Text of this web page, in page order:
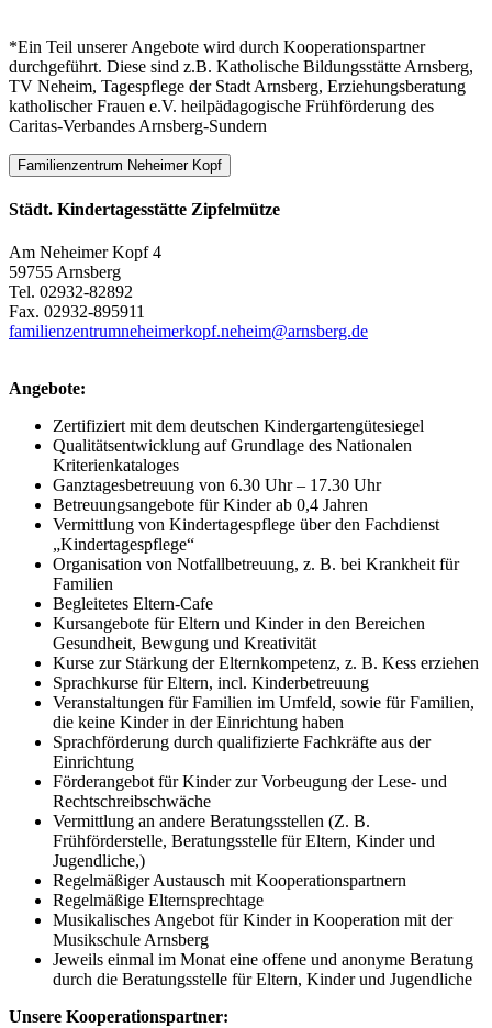
*Ein Teil unserer Angebote wird durch Kooperationspartner
durchgeführt. Diese sind z.B. Katholische Bildungsstätte Arnsberg,
TV Neheim, Tagespflege der Stadt Arnsberg, Erziehungsberatung
katholischer Frauen e.V. heilpädagogische Frühförderung des
Caritas-Verbandes Arnsberg-Sundern
Familienzentrum Neheimer Kopf
Städt. Kindertagesstätte Zipfelmütze
Am Neheimer Kopf 4
59755 Arnsberg
Tel. 02932-82892
Fax. 02932-895911
familienzentrumneheimerkopf.neheim@​arnsberg.de
Angebote:
Zertifiziert mit dem deutschen Kindergartengütesiegel
Qualitätsentwicklung auf Grundlage des Nationalen
Kriterienkataloges
Ganztagesbetreuung von 6.30 Uhr – 17.30 Uhr
Betreuungsangebote für Kinder ab 0,4 Jahren
Vermittlung von Kindertagespflege über den Fachdienst
„Kindertagespflege“
Organisation von Notfallbetreuung, z. B. bei Krankheit für
Familien
Begleitetes Eltern-Cafe
Kursangebote für Eltern und Kinder in den Bereichen
Gesundheit, Bewgung und Kreativität
Kurse zur Stärkung der Elternkompetenz, z. B. Kess erziehen
Sprachkurse für Eltern, incl. Kinderbetreuung
Veranstaltungen für Familien im Umfeld, sowie für Familien,
die keine Kinder in der Einrichtung haben
Sprachförderung durch qualifizierte Fachkräfte aus der
Einrichtung
Förderangebot für Kinder zur Vorbeugung der Lese- und
Rechtschreibschwäche
Vermittlung an andere Beratungsstellen (Z. B.
Frühförderstelle, Beratungsstelle für Eltern, Kinder und
Jugendliche,)
Regelmäßiger Austausch mit Kooperationspartnern
Regelmäßige Elternsprechtage
Musikalisches Angebot für Kinder in Kooperation mit der
Musikschule Arnsberg
Jeweils einmal im Monat eine offene und anonyme Beratung
durch die Beratungsstelle für Eltern, Kinder und Jugendliche
Unsere Kooperationspartner: